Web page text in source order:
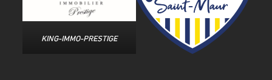
KING-IMMO-PRESTIGE